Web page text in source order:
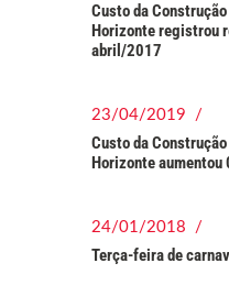
Custo da
Horizonte registrou
abril/2017
23/04/2019 /
Custo da
Horizonte aumentou
24/01/2018 /
Terça-feira de